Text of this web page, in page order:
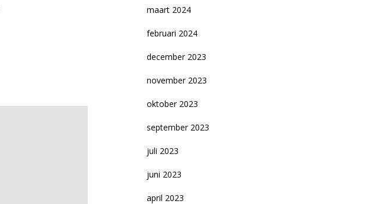
maart 2024
februari 2024
december 2023
november 2023
oktober 2023
september 2023
juli 2023
juni 2023
april 2023